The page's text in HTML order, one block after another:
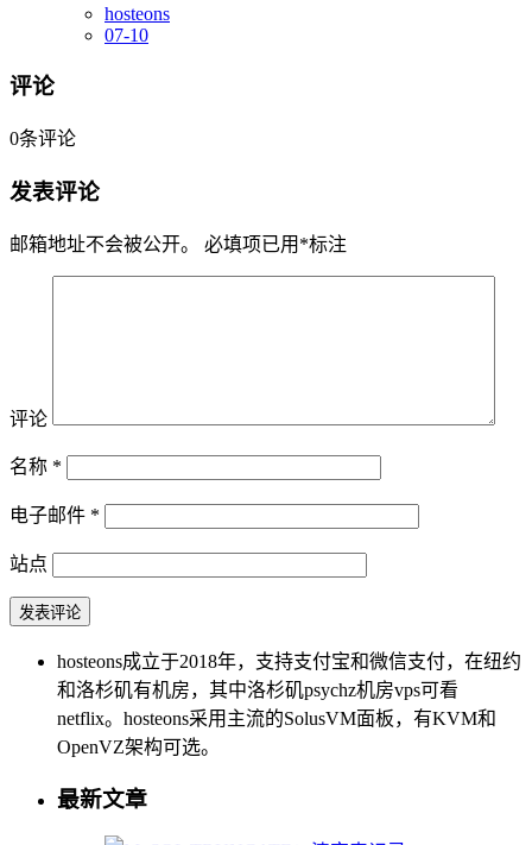
hosteons
07-10
评论
0条评论
发表评论
邮箱地址不会被公开。 必填项已用 *标注
评论
名称 *
电子邮件 *
站点
hosteons成立于2018年，支持支付宝和微信支付，在纽约
和洛杉矶有机房，其中洛杉矶psychz机房vps可看
netflix。hosteons采用主流的SolusVM面板，有KVM和
OpenVZ架构可选。
最新文章